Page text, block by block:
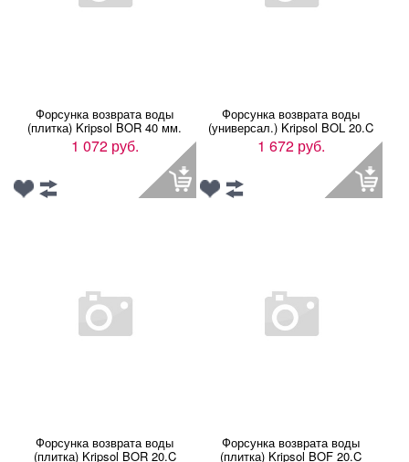
Форсунка возврата воды
(плитка) Kripsol BOR 40 мм.
1 072 руб.
Форсунка возврата воды
(универсал.) Kripsol BOL 20.C
1 672 руб.
Форсунка возврата воды
(плитка) Kripsol BOR 20.C
Форсунка возврата воды
(плитка) Kripsol BOF 20.C